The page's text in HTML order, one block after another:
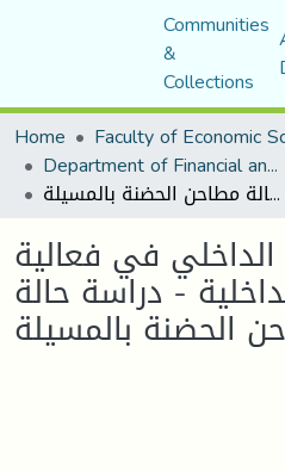
Communities
&
Collections
Home
Department of Financial and Accounting Sciences
دور التدقيق الداخلي في فعالية نظام الرقابة الداخلية - دراسة حالة مطاحن الحضنة بالمسيلة -
الداخلي في فعالية
- دراسة حالة